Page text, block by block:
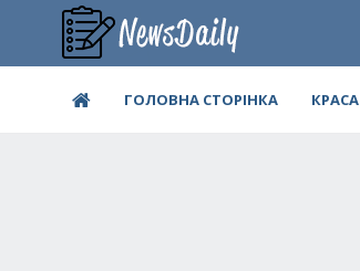
ГОЛОВНА СТОРІНКА КРАСА